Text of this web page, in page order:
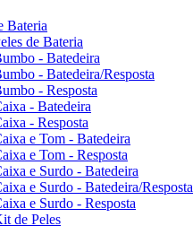
Bateria
de Bateria
- Batedeira
- Batedeira/Resposta
- Resposta
- Batedeira
- Resposta
e Tom - Batedeira
e Tom - Resposta
e Surdo - Batedeira
e Surdo - Batedeira/Resposta
e Surdo - Resposta
de Peles